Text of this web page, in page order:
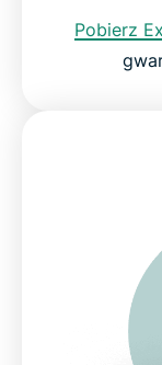
ExpressVPN
Co ludzie
Często
Jak uzyskać
Pobierz